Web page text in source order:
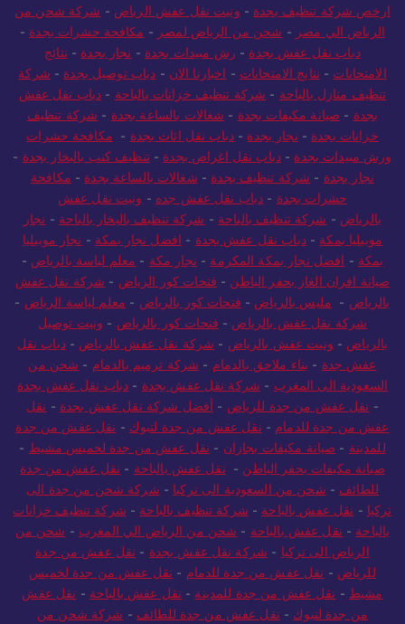
ارخص شركة تنظيف بجدة - ونيت نقل عفش الرياض - شركة شحن من
الرياض الي مصر - شحن من الرياض لمصر - مكافحة حشرات بجدة -
دباب نقل عفش بجدة - رش مبيدات بجدة - نجار بجدة - نتائج
الامتحانات - نتايج الامتحانات - اخبارنا الان - دباب توصيل بجدة - شركة
تنظيف منازل بالباحة - شركة تنظيف خزانات بالباحة - دباب نقل عفش
بجدة - صيانة مكيفات بجدة - شغالات بالساعة بجدة - شركة تنظيف
خزانات بجدة - نجار بجدة - دباب نقل اثاث بجدة - مكافحة حشرات
ورش مبيدات بجدة -دباب نقل اغراض بجدة -تنظيف كنب بالبخار بجدة -
نجار بجدة - شركة تنظيف بجدة - شغالات بالساعة بجدة - مكافحة
حشرات بجدة - دباب نقل عفش جده - ونيت نقل عفش
بالرياض - شركة تنظيف بالباحة - شركة تنظيف بالبخار بالباحة - نجار
موبيليا بمكة -دباب نقل عفش بجدة - افضل نجار بمكة - نجار موبيليا
بمكة - افضل نجار بمكة المكرمة - نجار مكة - معلم لياسة بالرياض -
صيانة افران الغاز بحفر الباطن - فتحات كور الرياض - شركة نقل عفش
بالرياض - مليس بالرياض - فتحات كور بالرياض - معلم لياسة الرياض -
شركة نقل عفش بالرياض - فتحات كور بالرياض - ونيت توصيل
بالرياض - ونيت عفش بالرياض - شركة نقل عفش بالرياض -دباب نقل
عفش جدة - بناء ملاحق بالدمام - شركة ترميم بالدمام - شحن من
السعودية الى المغرب - شركة نقل عفش بجدة - دباب نقل عفش بجدة
- نقل عفش من جدة للرياض - أفضل شركة نقل عفش بجدة - نقل
عفش من جدة للدمام - نقل عفش من جدة لتبوك - نقل عفش من جدة
للمدينة - صيانة مكيفات بجازان - نقل عفش من جدة لخميس مشيط -
صيانة مكيفات بحفر الباطن - نقل عفش بالباحة - نقل عفش من جدة
للطائف - شحن من السعودية الى تركيا - شركة شحن من جدة الى
تركيا - نقل عفش بالباحة - شركة تنظيف بالباحة - شركة تنظيف خزانات
بالباحة - نقل عفش بالباحة - شحن من الرياض الي المغرب - شحن من
الرياض الى تركيا - شركة نقل عفش بجدة - نقل عفش من جدة
للرياض - نقل عفش من جدة للدمام - نقل عفش من جدة لخميس
مشيط - نقل عفش من جدة للمدينة - نقل عفش بالباحة - نقل عفش
من جدة لتبوك - نقل عفش من جدة للطائف - شركة شحن من